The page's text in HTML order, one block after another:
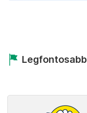
Legfontosabb